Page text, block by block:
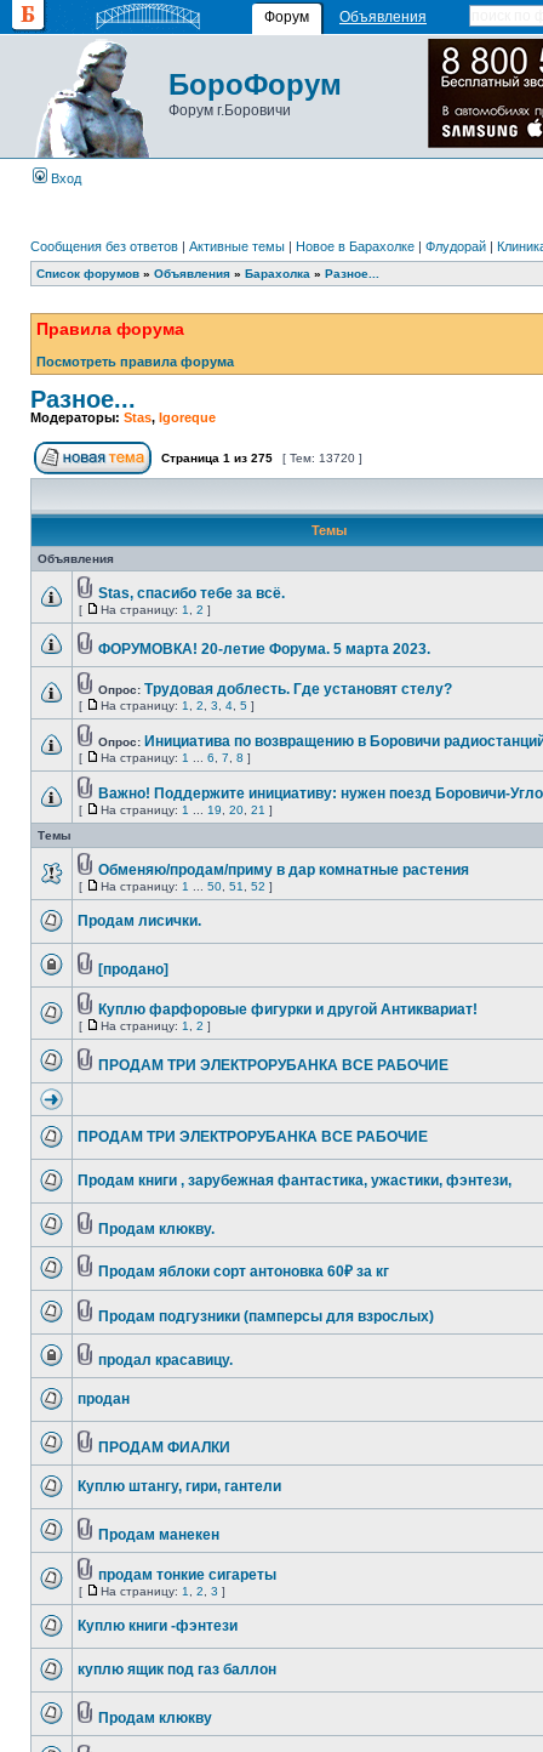
Форум Объявления
БороФорум
Форум г.Боровичи
Вход
Сообщения без ответов | Активные темы | Новое в Барахолке | Флудорай |
Список форумов » Объявления » Барахолка » Разное...
Правила форума
Посмотреть правила форума
Разное...
Модераторы: Stas, Igoreque
Страница 1 из 275 [ Тем: 13720 ]
Темы
Объявления
Stas, спасибо тебе за всё.
[ На страницу: 1 2 ]
ФОРУМОВКА! 20-летие Форума. 5 марта 2023.
Опрос: Трудовая доблесть. Где установят стелу?
[ На страницу: 1 2 3 4 5 ]
Опрос: Инициатива по возвращению в Боровичи
[ На страницу: 1 6 7 8 ]
Важно! Поддержите инициативу: нужен поезд Боровичи-
[ На страницу: 1 19 20 21 ]
Темы
Обменяю/продам/приму в дар комнатные растения
[ На страницу: 1 50 51 52 ]
Продам лисички.
[продано]
Куплю фарфоровые фигурки и другой Антиквариат!
[ На страницу: 1 2 ]
ПРОДАМ ТРИ ЭЛЕКТРОРУБАНКА ВСЕ РАБОЧИЕ
ПРОДАМ ТРИ ЭЛЕКТРОРУБАНКА ВСЕ РАБОЧИЕ
Продам книги , зарубежная фантастика, ужастики, фэнтези,
Продам клюкву.
Продам яблоки сорт антоновка 60₽ за кг
Продам подгузники (памперсы для взрослых)
продал красавицу.
продан
ПРОДАМ ФИАЛКИ
Куплю штангу, гири, гантели
Продам манекен
продам тонкие сигареты
[ На страницу: 1 2 3 ]
Куплю книги -фэнтези
куплю ящик под газ баллон
Продам клюкву